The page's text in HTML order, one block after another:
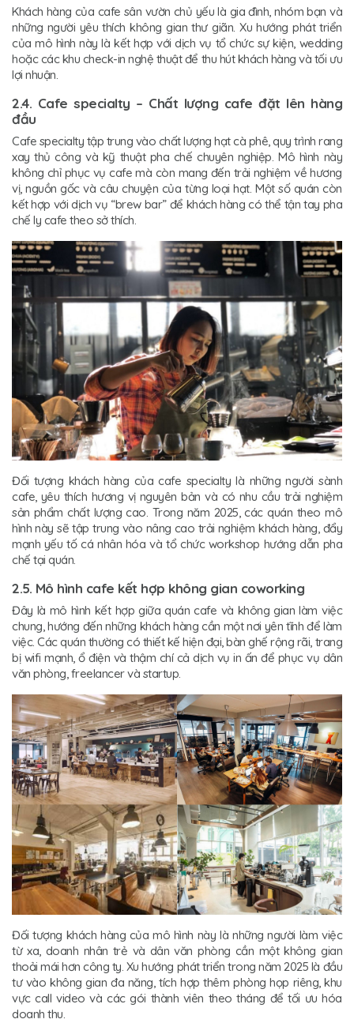
Khách hàng của cafe sân vườn chủ yếu là gia đình, nhóm bạn và
những người yêu thích không gian thư giãn. Xu hướng phát triển
của mô hình này là kết hợp với dịch vụ tổ chức sự kiện, wedding
hoặc các khu check-in nghệ thuật để thu hút khách hàng và tối ưu
lợi nhuận.
2.4. Cafe specialty – Chất lượng cafe đặt lên hàng
đầu
Cafe specialty tập trung vào chất lượng hạt cà phê, quy trình rang
xay thủ công và kỹ thuật pha chế chuyên nghiệp. Mô hình này
không chỉ phục vụ cafe mà còn mang đến trải nghiệm về hương
vị, nguồn gốc và câu chuyện của từng loại hạt. Một số quán còn
kết hợp với dịch vụ “brew bar” để khách hàng có thể tận tay pha
chế ly cafe theo sở thích.
Đối tượng khách hàng của cafe specialty là những người sành
cafe, yêu thích hương vị nguyên bản và có nhu cầu trải nghiệm
sản phẩm chất lượng cao. Trong năm 2025, các quán theo mô
hình này sẽ tập trung vào nâng cao trải nghiệm khách hàng, đẩy
mạnh yếu tố cá nhân hóa và tổ chức workshop hướng dẫn pha
chế tại quán.
2.5. Mô hình cafe kết hợp không gian coworking
Đây là mô hình kết hợp giữa quán cafe và không gian làm việc
chung, hướng đến những khách hàng cần một nơi yên tĩnh để làm
việc. Các quán thường có thiết kế hiện đại, bàn ghế rộng rãi, trang
bị wifi mạnh, ổ điện và thậm chí cả dịch vụ in ấn để phục vụ dân
văn phòng, freelancer và startup.
Đối tượng khách hàng của mô hình này là những người làm việc
từ xa, doanh nhân trẻ và dân văn phòng cần một không gian
thoải mái hơn công ty. Xu hướng phát triển trong năm 2025 là đầu
tư vào không gian đa năng, tích hợp thêm phòng họp riêng, khu
vực call video và các gói thành viên theo tháng để tối ưu hóa
doanh thu.